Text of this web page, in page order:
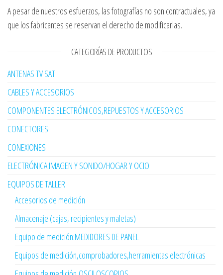
A pesar de nuestros esfuerzos, las fotografías no son contractuales, ya
que los fabricantes se reservan el derecho de modificarlas.
CATEGORÍAS DE PRODUCTOS
ANTENAS TV SAT
CABLES Y ACCESORIOS
COMPONENTES ELECTRÓNICOS,REPUESTOS Y ACCESORIOS
CONECTORES
CONEXIONES
ELECTRÓNICA:IMAGEN Y SONIDO/HOGAR Y OCIO
EQUIPOS DE TALLER
Accesorios de medición
Almacenaje (cajas, recipientes y maletas)
Equipo de medición:MEDIDORES DE PANEL
Equipos de medición,comprobadores,herramientas electrónicas